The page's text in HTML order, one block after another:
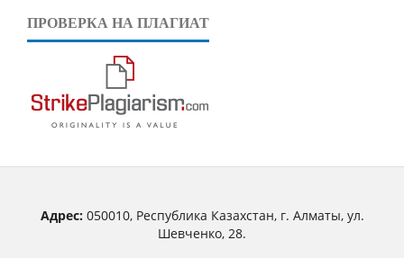
ПРОВЕРКА НА ПЛАГИАТ
Адрес:050010, Республика Казахстан, г. Алматы, ул.
Шевченко, 28.